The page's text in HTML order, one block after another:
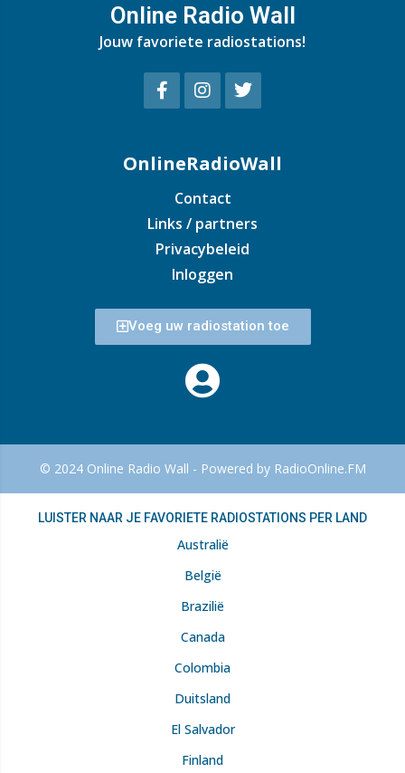
Online Radio Wall
Jouw favoriete radiostations!
OnlineRadioWall
Contact
Links / partners
Privacybeleid
Inloggen
Voeg uw radiostation toe
© 2024 Online Radio Wall - Powered by RadioOnline.FM
LUISTER NAAR JE FAVORIETE RADIOSTATIONS PER LAND
Australië
België
Brazilië
Canada
Colombia
Duitsland
El Salvador
Finland